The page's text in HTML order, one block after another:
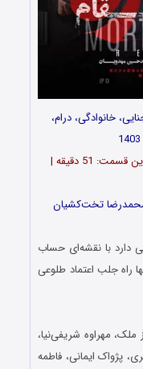
خانوادگی، درام،
تعداد قسمت‌ ها: … اپیزود | مدت زمان این قسمت: 51 دقیقه |
محمدرضا تخت‌کشیان
دارد با نقشه‌ای حساب
راه جلب اعتماد طلوعی
ملک، مهراوه شریفی‌نیا،
پژواک ایمانی، فاطمه